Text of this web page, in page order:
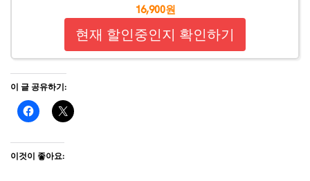
16,900원
현재 할인중인지 확인하기
이 글 공유하기:
이것이 좋아요: